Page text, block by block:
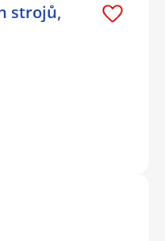
strojů,